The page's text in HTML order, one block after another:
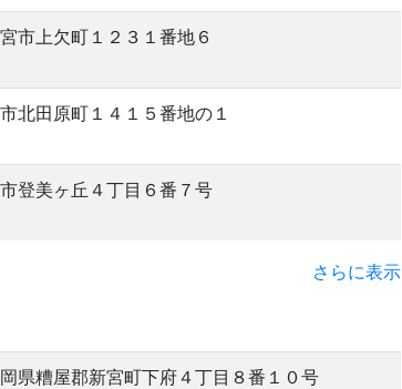
市上欠町１２３１番地６
北田原町１４１５番地の１
登美ヶ丘４丁目６番７号
さらに表示
県糟屋郡新宮町下府４丁目８番１０号